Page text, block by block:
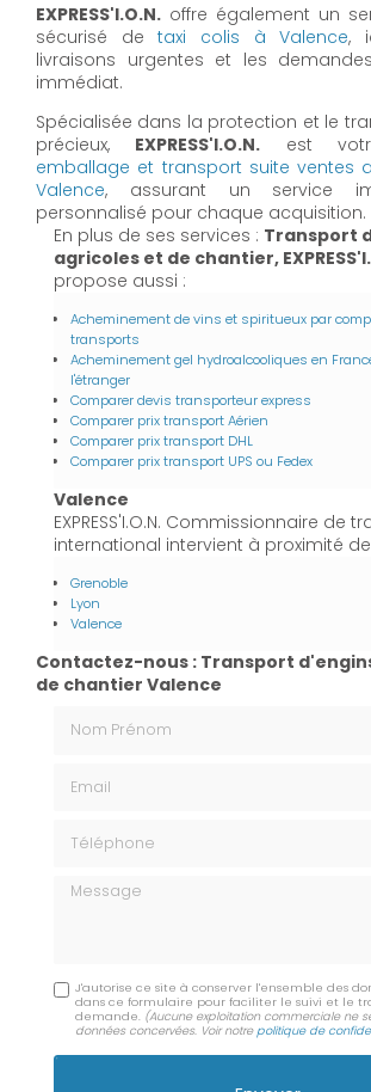
EXPRESS'I.O.N. offre également un
sécurisé detaxi colis à Valence,
livraisons urgentes et les
immédiat.
Spécialisée dans la protection et le
précieux, EXPRESS'I.O.N. est
emballage et transport suite ventes
Valence, assurant un service
personnalisé pour chaque acquisition.
En plus de ses services : Transport
agricoles et de chantier,
propose aussi :
Acheminement de vins et spiritueux par
transports
Acheminement gel hydroalcooliques en
l'étranger
Comparer devis transporteur express
Comparer prix transport Aérien
Comparer prix transport DHL
Comparer prix transport UPS ou Fedex
Valence
EXPRESS'I.O.N. Commissionnaire de
international intervient à proximité
Grenoble
Lyon
Valence
Contactez-nous : Transport
de chantier Valence
Message
J'autorise ce site à conserver l'ensemble des
dans ce formulaire pour faciliter le suivi et le
demande. (Aucune exploitation commerciale ne
données concervées. Voir notrepolitique de